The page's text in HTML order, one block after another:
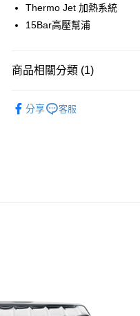
Thermo Jet 加熱系統
15Bar高壓幫浦
商品相關分類 (1)
分享
客服